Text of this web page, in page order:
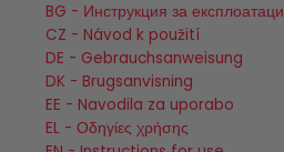
BG - Инструкция за експлоатаци
CZ - Návod k použití
DE - Gebrauchsanweisung
DK - Brugsanvisning
EE - Navodila za uporabo
EL - Οδηγίες χρήσης